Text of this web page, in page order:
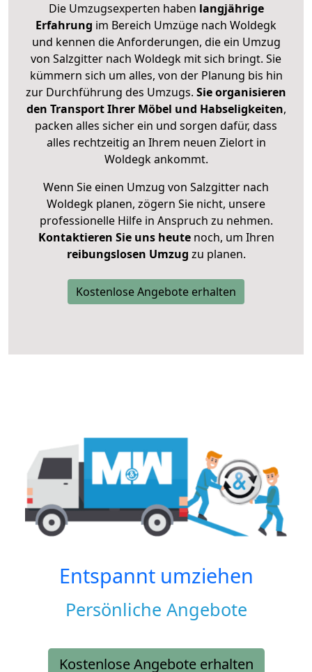
Die Umzugsexperten haben langjährige
Erfahrung im Bereich Umzüge nach Woldegk
und kennen die Anforderungen, die ein Umzug
von Salzgitter nach Woldegk mit sich bringt. Sie
kümmern sich um alles, von der Planung bis hin
zur Durchführung des Umzugs. Sie organisieren
den Transport Ihrer Möbel und Habseligkeiten,
packen alles sicher ein und sorgen dafür, dass
alles rechtzeitig an Ihrem neuen Zielort in
Woldegk ankommt.
Wenn Sie einen Umzug von Salzgitter nach
Woldegk planen, zögern Sie nicht, unsere
professionelle Hilfe in Anspruch zu nehmen.
Kontaktieren Sie uns heutenoch, um Ihren
reibungslosen Umzug zu planen.
Kostenlose Angebote erhalten
Entspannt umziehen
Persönliche Angebote
Kostenlose Angebote erhalten